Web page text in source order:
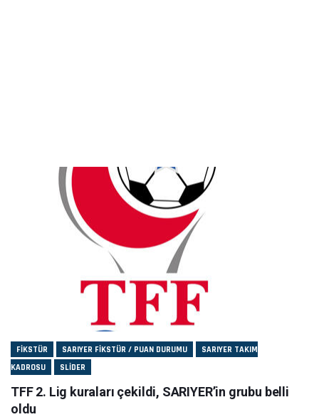
FIKSTÜR SARIYER FIKSTÜR / PUAN DURUMU
SARIYER TAKIM
KADROSU
SLIDER
TFF 2. Lig kuraları çekildi, SARIYER’in grubu belli
oldu